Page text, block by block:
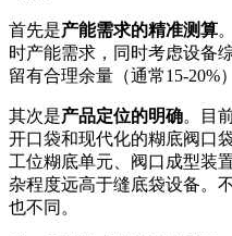
首先是产能需求的精准测算
时产能需求，同时考虑设备
留有合理余量（通常15-20%
其次是产品定位的明确。目
开口袋和现代化的糊底阀口
工位糊底单元、阀口成型装
杂程度远高于缝底袋设备。
也不同。